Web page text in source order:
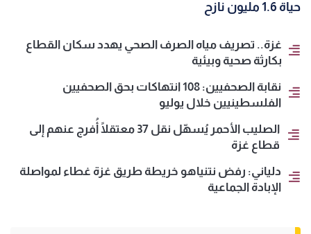
حياة 1.6 مليون نازح
غزة.. تصريف مياه الصرف الصحي يهدد سكان القطاع
بكارثة صحية وبيئية
نقابة الصحفيين: 108 انتهاكات بحق الصحفيين
الفلسطينيين خلال يوليو
الصليب الأحمر يُسهّل نقل 37 معتقلًا أُفرج عنهم إلى
قطاع غزة
دلياني: رفض نتنياهو خريطة طريق غزة غطاء لمواصلة
الإبادة الجماعية